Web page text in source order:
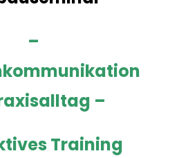
–
–
Training